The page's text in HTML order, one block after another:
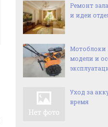
Ремонт
и идеи
Мотоблоки
модели и
Уход за
время